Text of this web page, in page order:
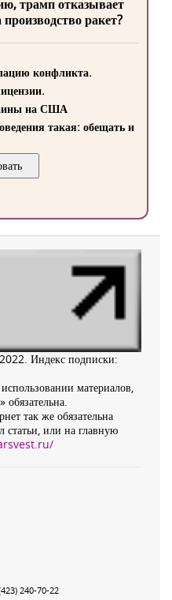
трамп отказывает
ракет?
конфликта.
на США
такая: обещать и
Индекс подписки:
материалов,
обязательна.
так же обязательна
статьи, или на главную
240-70-22